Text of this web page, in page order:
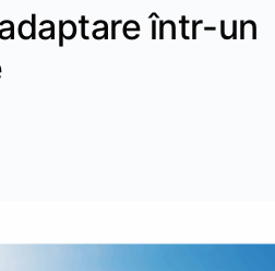
într-un